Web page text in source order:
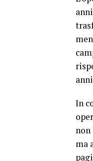
In
non
ma